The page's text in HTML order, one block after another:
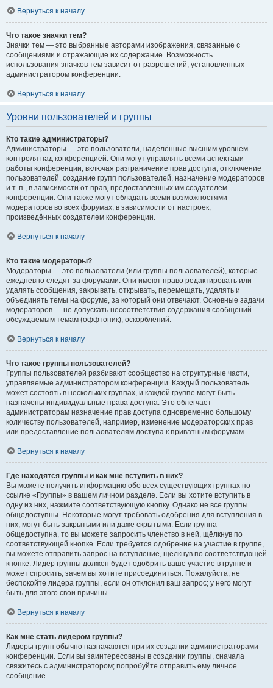
Вернуться к началу
Что такое значки тем?
Значки тем — это выбранные авторами изображения, связанные с
сообщениями и отражающие их содержание. Возможность
использования значков тем зависит от разрешений, установленных
администратором конференции.
Вернуться к началу
Уровни пользователей и группы
Кто такие администраторы?
Администраторы — это пользователи, наделённые высшим уровнем
контроля над конференцией. Они могут управлять всеми аспектами
работы конференции, включая разграничение прав доступа, отключение
пользователей, создание групп пользователей, назначение модераторов
и т. п., в зависимости от прав, предоставленных им создателем
конференции. Они также могут обладать всеми возможностями
модераторов во всех форумах, в зависимости от настроек,
произведённых создателем конференции.
Вернуться к началу
Кто такие модераторы?
Модераторы — это пользователи (или группы пользователей), которые
ежедневно следят за форумами. Они имеют право редактировать или
удалять сообщения, закрывать, открывать, перемещать, удалять и
объединять темы на форуме, за который они отвечают. Основные задачи
модераторов — не допускать несоответствия содержания сообщений
обсуждаемым темам (оффтопик), оскорблений.
Вернуться к началу
Что такое группы пользователей?
Группы пользователей разбивают сообщество на структурные части,
управляемые администратором конференции. Каждый пользователь
может состоять в нескольких группах, и каждой группе могут быть
назначены индивидуальные права доступа. Это облегчает
администраторам назначение прав доступа одновременно большому
количеству пользователей, например, изменение модераторских прав
или предоставление пользователям доступа к приватным форумам.
Вернуться к началу
Где находятся группы и как мне вступить в них?
Вы можете получить информацию обо всех существующих группах по
ссылке «Группы» в вашем личном разделе. Если вы хотите вступить в
одну из них, нажмите соответствующую кнопку. Однако не все группы
общедоступны. Некоторые могут требовать одобрения для вступления в
них, могут быть закрытыми или даже скрытыми. Если группа
общедоступна, то вы можете запросить членство в ней, щёлкнув по
соответствующей кнопке. Если требуется одобрение на участие в группе,
вы можете отправить запрос на вступление, щёлкнув по соответствующей
кнопке. Лидер группы должен будет одобрить ваше участие в группе и
может спросить, зачем вы хотите присоединиться. Пожалуйста, не
беспокойте лидера группы, если он отклонил ваш запрос; у него могут
быть для этого свои причины.
Вернуться к началу
Как мне стать лидером группы?
Лидеры групп обычно назначаются при их создании администраторами
конференции. Если вы заинтересованы в создании группы, сначала
свяжитесь с администратором; попробуйте отправить ему личное
сообщение.